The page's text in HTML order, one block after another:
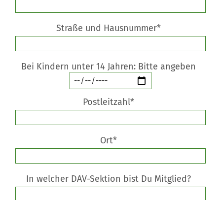
Straße und Hausnummer*
Bei Kindern unter 14 Jahren: Bitte angeben
Postleitzahl*
Ort*
In welcher DAV-Sektion bist Du Mitglied?